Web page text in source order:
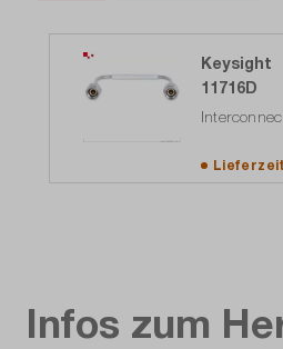
Keysight
11716D
Infos zum